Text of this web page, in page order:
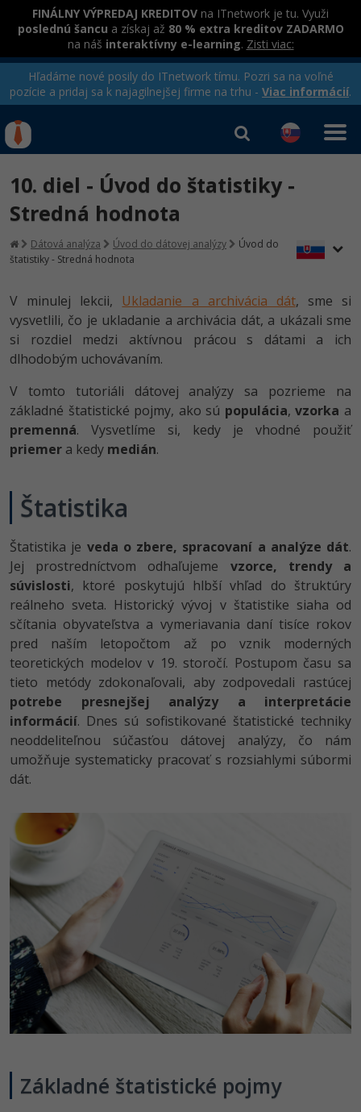
FINÁLNY VÝPREDAJ KREDITOV na ITnetwork je tu. Využi
poslednú šancu a získaj až 80 % extra kreditov ZADARMO
na náš interaktívny e-learning. Zisti viac:
Hľadáme nové posily do ITnetwork tímu. Pozri sa na voľné
pozície a pridaj sa k najagilnejšej firme na trhu - Viac informácií.
Kurzy Úrad Práce
Rekvalifikačné kurzy
hradené úradom práce
Kurzy programovania
Ako začať?
Java -80%
C# .NET -80%
JavaScript -80%
PHP -80%
C++
Kotlin -80%
Céčko -80%
VB.NET
SQL
UML -80%
Algoritmy -41%
Fórum
Testovanie softvéru
Marketing -30%
WordPress
SEO -30%
Business
MS Office -80%
Google Dokumenty
Time management
Fórum
Linux a UNIX
Siete
Elektronický podpis
Windows
Kurzy dizajnu
HTML/CSS -80%
Photoshop -80%
Adobe Illustrator -80%
Adobe XD
Adobe InDesign
Adobe After Effects
Blender -80%
Inkscape
Fotografovanie -80%
Video
Ostatné
Blog
Médiá
Kariéra
Prihlásiť sa | Registrovať
10. diel - Úvod do štatistiky -
Stredná hodnota
Dátová analýza Úvod do dátovej analýzy
Úvod do
štatistiky - Stredná hodnota
V minulej lekcii, Ukladanie a archivácia dát, sme si
vysvetlili, čo je ukladanie a archivácia dát, a ukázali sme
si rozdiel medzi aktívnou prácou s dátami a ich
dlhodobým uchovávaním.
V tomto tutoriáli dátovej analýzy sa pozrieme na
základné štatistické pojmy, ako sú populácia,vzorka a
premenná. Vysvetlíme si, kedy je vhodné použiť
priemer a kedy medián.
Štatistika
Štatistika je veda o zbere, spracovaní a analýze dát.
Jej prostredníctvom odhaľujeme vzorce, trendy a
súvislosti, ktoré poskytujú hlbší vhľad do štruktúry
reálneho sveta. Historický vývoj v štatistike siaha od
sčítania obyvateľstva a vymeriavania daní tisíce rokov
pred naším letopočtom až po vznik moderných
teoretických modelov v 19. storočí. Postupom času sa
tieto metódy zdokonaľovali, aby zodpovedali rastúcej
potrebe presnejšej analýzy a interpretácie
informácií. Dnes sú sofistikované štatistické techniky
neoddeliteľnou súčasťou dátovej analýzy, čo nám
umožňuje systematicky pracovať s rozsiahlymi súbormi
dát.
Základné štatistické pojmy